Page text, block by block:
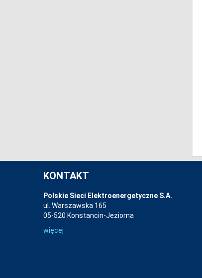
KONTAKT
Polskie Sieci Elektroenergetyczne S.A.
ul. Warszawska 165
05-520 Konstancin-Jeziorna
więcej